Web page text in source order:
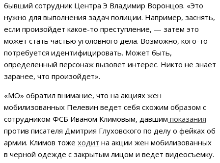
бывший сотрудник Центра Э Владимир Воронцов. «Это
нужно для выполнения задач полиции. Например, заснять,
если произойдет какое-то преступление, — затем это
может стать частью уголовного дела. Возможно, кого-то
потребуется идентифицировать. Может быть,
определенный персонаж вызовет интерес. Никто не знает
заранее, что произойдет».
«МО» обратил внимание, что на акциях жен
мобилизованных Пелевин ведет себя схожим образом с
сотрудником ФСБ Иваном Климовым, давшим показания
против писателя Дмитрия Глуховского по делу о фейках об
армии. Климов тоже ходит на акции жен мобилизованных
в черной одежде с закрытым лицом и ведет видеосъемку.